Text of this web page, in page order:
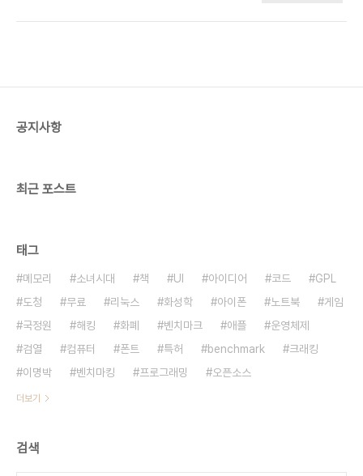
http://citycardriving.com/ 3D 드라이빙스쿨
공지사항
최근 포스트
태그
메모리 소녀시대 책 UI 아이디어 코드
GPL
도청
무료 리눅스 화성학 아이폰 노트북
게임
국정원
해킹 화폐 벤치마크 애플
운영체제
검열
컴퓨터 폰트 특허 benchmark
크래킹
이명박
벤치마킹 프로그래밍 오픈소스
더보기
검색